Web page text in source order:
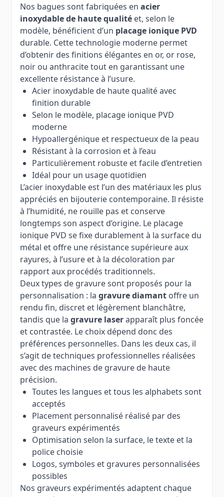
Nos bagues sont fabriquées en acier
inoxydable de haute qualité et, selon le
modèle, bénéficient d’un placage ionique PVD
durable. Cette technologie moderne permet
d’obtenir des finitions élégantes en or, or rose,
noir ou anthracite tout en garantissant une
excellente résistance à l’usure.
Acier inoxydable de haute qualité avec
finition durable
Selon le modèle, placage ionique PVD
moderne
Hypoallergénique et respectueux de la peau
Résistant à la corrosion et à l’eau
Particulièrement robuste et facile d’entretien
Idéal pour un usage quotidien
L’acier inoxydable est l’un des matériaux les plus
appréciés en bijouterie contemporaine. Il résiste
à l’humidité, ne rouille pas et conserve
longtemps son aspect d’origine. Le placage
ionique PVD se fixe durablement à la surface du
métal et offre une résistance supérieure aux
rayures, à l’usure et à la décoloration par
rapport aux procédés traditionnels.
Deux types de gravure sont proposés pour la
personnalisation : la gravure diamant offre un
rendu fin, discret et légèrement blanchâtre,
tandis que la gravure laserapparaît plus foncée
et contrastée. Le choix dépend donc des
préférences personnelles. Dans les deux cas, il
s’agit de techniques professionnelles réalisées
avec des machines de gravure de haute
précision.
Toutes les langues et tous les alphabets sont
acceptés
Placement personnalisé réalisé par des
graveurs expérimentés
Optimisation selon la surface, le texte et la
police choisie
Logos, symboles et gravures personnalisées
possibles
Nos graveurs expérimentés adaptent chaque